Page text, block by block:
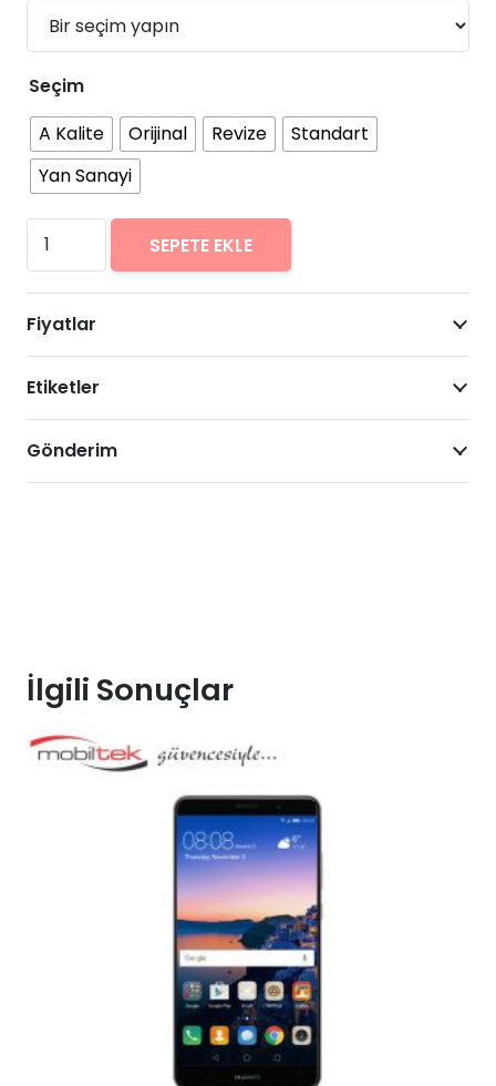
Seçim
A Kalite
Orijinal Revize
Standart
Yan Sanayi
Huawei
GR5
Arıza
Onarımı
Fiyatları
adet
SEPETE EKLE
Fiyatlar
Etiketler
Gönderim
İlgili Sonuçlar